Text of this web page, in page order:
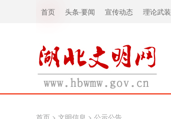
首页 头条·要闻 宣传动态 理论武装
首页 > 文明信息 > 公示公告